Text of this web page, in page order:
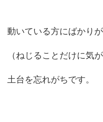
動いている方にばかり
（ねじることだけに気が
土台を忘れがちです。